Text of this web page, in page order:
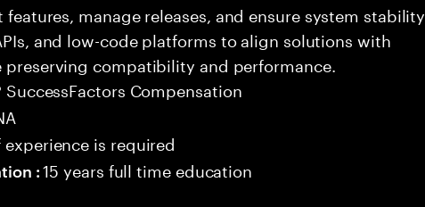
manage releases, and ensure system stability.
and low-code platforms to align solutions with
preserving compatibility and performance.
SuccessFactors Compensation
experience is required
:15 years full time education